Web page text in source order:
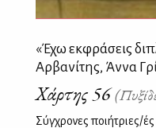
«Έχω εκφράσεις
Αρβανίτης, Άννα
Χάρτης 56
Σύγχρονες ποιήτριες/